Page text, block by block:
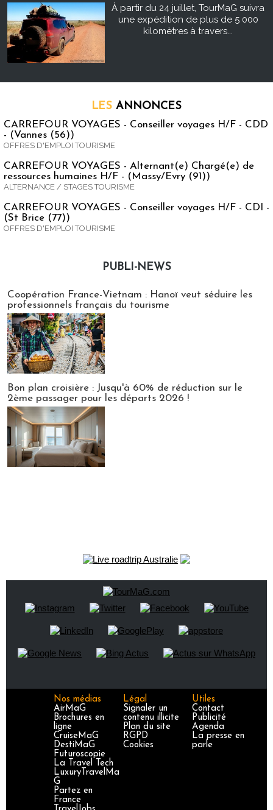
À partir du 24 juillet, TourMaG suivra
une expédition de plus de 5 000
kilomètres à travers...
LES ANNONCES
CARREFOUR VOYAGES - Conseiller voyages H/F - CDD
- (Vannes (56))
OFFRES D'EMPLOI TOURISME
CARREFOUR VOYAGES - Alternant(e) Chargé(e) de
ressources humaines H/F - (Massy/Evry (91))
ALTERNANCE / STAGES TOURISME
CARREFOUR VOYAGES - Conseiller voyages H/F - CDI -
(St Brice (77))
OFFRES D'EMPLOI TOURISME
PUBLI-NEWS
Coopération France-Vietnam : Hanoï veut séduire les
professionnels français du tourisme
Bon plan croisière : Jusqu'à 60% de réduction sur le
2ème passager pour les départs 2026 !
Nos médias
AirMaG
Brochures en
ligne
CruiseMaG
DestiMaG
Futuroscopie
La Travel Tech
LuxuryTravelMa
G
Partez en
France
Légal
Signaler un
contenu illicite
Plan du site
RGPD
Cookies
Utiles
Contact
Publicité
Agenda
La presse en
parle